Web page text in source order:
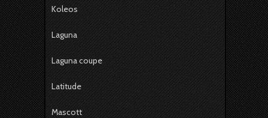
Koleos
Laguna
Laguna coupe
Latitude
Mascott